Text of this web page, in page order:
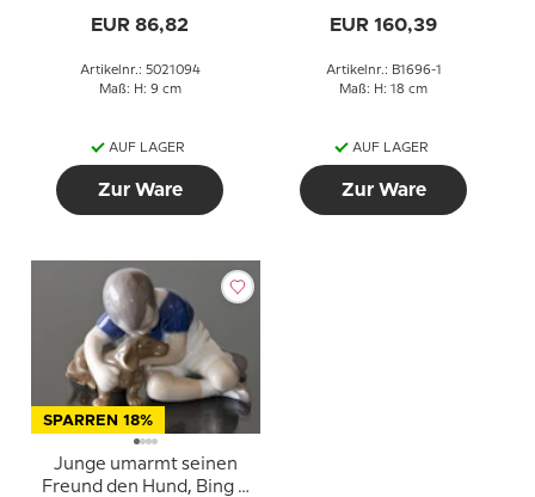
Royal Copenhagen Figur
EUR 86,82
Artikelnr.: 5021094
Maß: H: 9 cm
AUF LAGER
Zur Ware
(1902-1914)
EUR 160,39
Artikelnr.: B1696-1
Maß: H: 18 cm
AUF LAGER
Zur Ware
SPARREN 18%
Junge umarmt seinen
Freund den Hund, Bing &